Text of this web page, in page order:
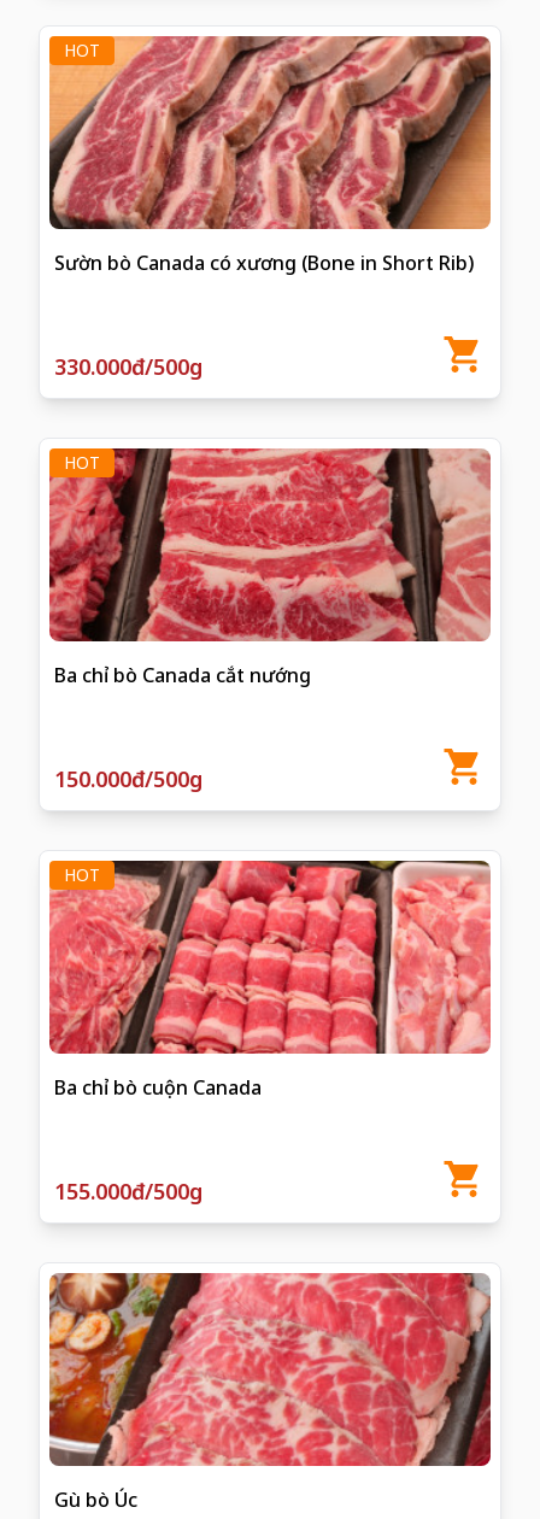
HOT
Sườn bò Canada có xương (Bone in Short Rib)
330.000đ/500g
HOT
Ba chỉ bò Canada cắt nướng
150.000đ/500g
HOT
Ba chỉ bò cuộn Canada
155.000đ/500g
Gù bò Úc